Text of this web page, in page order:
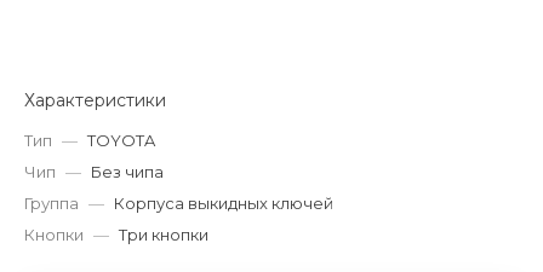
Характеристики
Тип — TOYOTA
Чип — Без чипа
Группа — Корпуса выкидных ключей
Кнопки — Три кнопки